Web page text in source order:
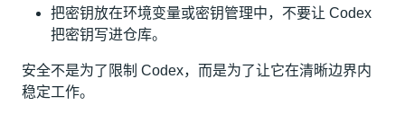
把密钥放在环境变量或密钥管理中，不要让 Codex
把密钥写进仓库。
安全不是为了限制 Codex，而是为了让它在清晰边界内
稳定工作。